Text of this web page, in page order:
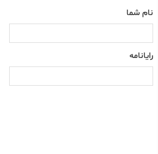
نام شما
رایانامه